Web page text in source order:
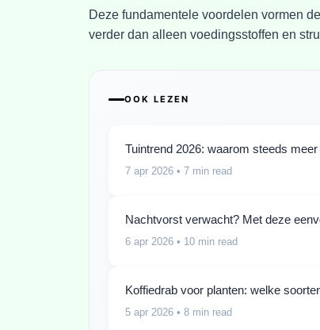
Deze fundamentele voordelen vormen
verder dan alleen voedingsstoffen en
OOK LEZEN
Tuintrend 2026: waarom steeds
7 apr 2026 • 7 min read
Nachtvorst verwacht? Met deze
6 apr 2026 • 10 min read
Koffiedrab voor planten: welke
5 apr 2026 • 8 min read